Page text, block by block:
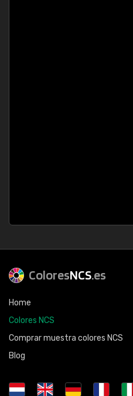
ColoresNCS.es
Home
Colores NCS
Comprar muestra colores NCS
Blog